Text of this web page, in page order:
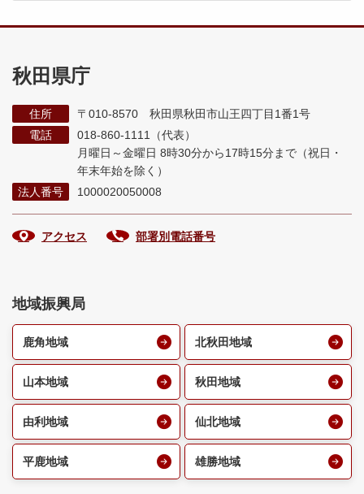
秋田県庁
住所
〒010-8570 秋田県秋田市山王四丁目1番1号
電話
018-860-1111（代表）
月曜日～金曜日 8時30分から17時15分まで （祝日・
年末年始を除く）
法人番号
1000020050008
アクセス 部署別電話番号
地域振興局
鹿角地域 北秋田地域
山本地域 秋田地域
由利地域 仙北地域
平鹿地域 雄勝地域